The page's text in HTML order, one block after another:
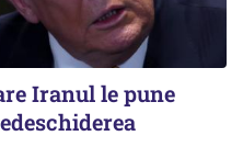
Iranul le pune